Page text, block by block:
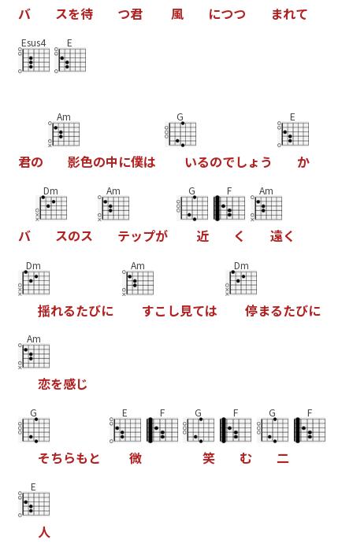
バ スを待 つ君 風 につつ まれて
Esus4 E
君の
Am
影色の中に僕は
G
いるのでしょ う
E
か
バ
Dm
スのス
Am
テップが
G
近
F
く
Am
遠く
Dm
揺れるたびに
Am
すこ し見ては
Dm
停まるたびに
Am
恋を感じ
G
そちらもと
E
微
F G
笑
F
む
G
二
F
E
人